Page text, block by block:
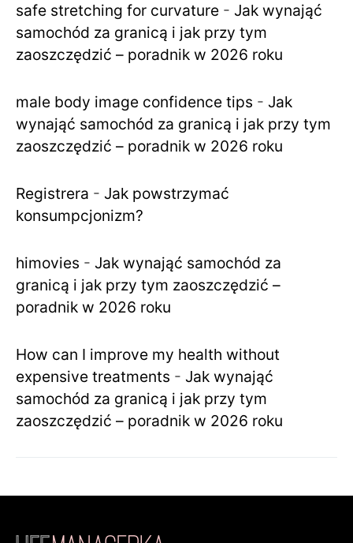
safe stretching for curvature - Jak wynająć
samochód za granicą i jak przy tym
zaoszczędzić – poradnik w 2026 roku
male body image confidence tips - Jak
wynająć samochód za granicą i jak przy tym
zaoszczędzić – poradnik w 2026 roku
Registrera - Jak powstrzymać
konsumpcjonizm?
himovies - Jak wynająć samochód za
granicą i jak przy tym zaoszczędzić –
poradnik w 2026 roku
How can I improve my health without
expensive treatments - Jak wynająć
samochód za granicą i jak przy tym
zaoszczędzić – poradnik w 2026 roku